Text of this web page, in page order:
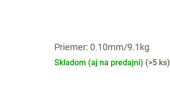
Priemer: 0.10mm/9.1kg
Skladom (aj na predajni) (>5 ks)